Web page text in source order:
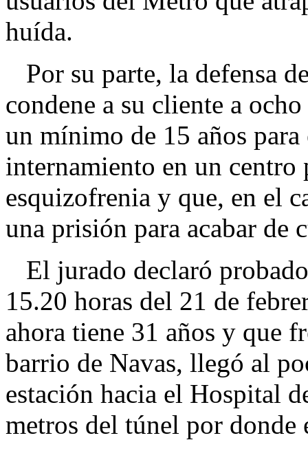
huída.
Por su parte, la defensa
condene a su cliente a
un mínimo de 15 años
internamiento en un
esquizofrenia y que, en el
una prisión para acabar de
El jurado declaró
15.20 horas del 21 de
ahora tiene 31 años y que
barrio de Navas, llegó al
estación hacia el Hospital
metros del túnel por donde